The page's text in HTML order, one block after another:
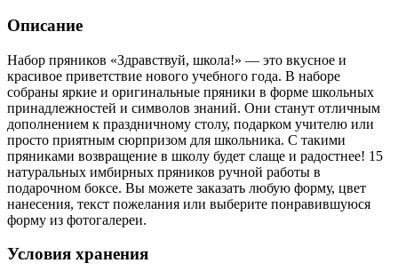
Описание
Набор пряников «Здравствуй, школа!» — это вкусное и
красивое приветствие нового учебного года. В наборе
собраны яркие и оригинальные пряники в форме школьных
принадлежностей и символов знаний. Они станут отличным
дополнением к праздничному столу, подарком учителю или
просто приятным сюрпризом для школьника. С такими
пряниками возвращение в школу будет слаще и радостнее! 15
натуральных имбирных пряников ручной работы в
подарочном боксе. Вы можете заказать любую форму, цвет
нанесения, текст пожелания или выберите понравившуюся
форму из фотогалереи.
Условия хранения